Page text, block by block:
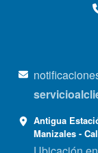
Antigua
Manizales -